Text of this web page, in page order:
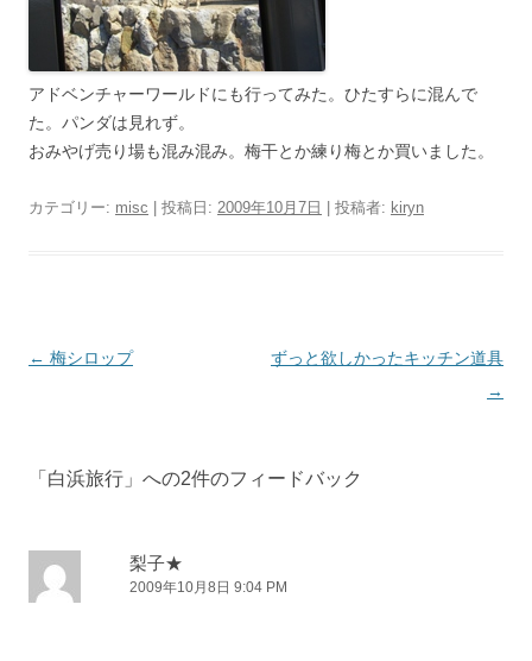
アドベンチャーワールドにも行ってみた。ひたすらに混んで
た。パンダは見れず。
おみやげ売り場も混み混み。梅干とか練り梅とか買いました。
カテゴリー: misc | 投稿日: 2009年10月7日 投稿者: kiryn
投
ョ
← 梅シロップ
ずっと欲しかったキッチン道具
→
「 白浜旅行 」への2件のフィードバック
梨子★
2009年10月8日 9:04 PM